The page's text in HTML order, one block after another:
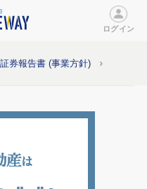
ログイン
券報告書 (事業方針)